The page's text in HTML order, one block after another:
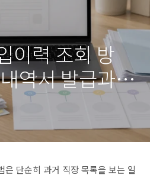
이력 조회 방
역서 발급과
크
은 단순히 과거 직장 목록을 보는 일